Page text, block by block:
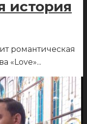
история
романтическая
«Love»...